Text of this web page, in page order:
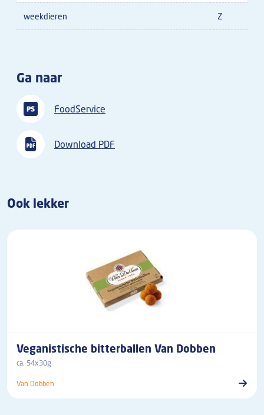
weekdieren Z
Ga naar
FoodService
Download PDF
Ook lekker
Veganistische bitterballen Van Dobben
ca. 54x30g
Van Dobben